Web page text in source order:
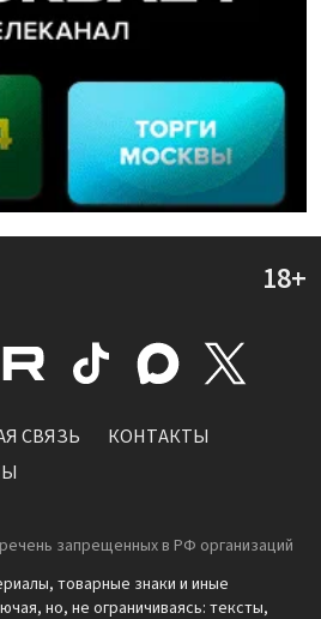
СВЯЗЬ
КОНТАКТЫ
запрещенных в РФ организаций
товарные знаки и иные
но, не ограничиваясь: тексты,